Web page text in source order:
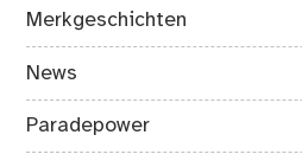
Merkgeschichten
News
Paradepower